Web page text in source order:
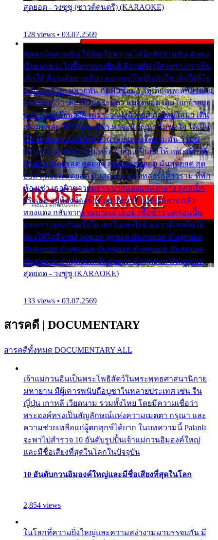
สุดยอด - วงซูซู (ซาวด์ดนตรี) (KARAOKE)
128 views • 03.07.2569
พ่อส่งเงินสามพัน ให้ฉันเรียนราม ได้อีกสักสามพัน ฉันคง
บ๊าย บาย จะไปซื้อกางเกงยีนส์ ลีวายส์มาใส่ เพราะเราเป็น
เด็กใต้ ลีวายส์อย่างเดียว อยากจะโชว์ถึงหิวโซ เด็กใต้ก็ไม่
หวั่น ตกตัวละหลายพัน กัดฟันซื้อมา ให้เด็กเทพเหลียวมอง
และต้องรู้ว่า เด็กใต้ไม่ธรรมดา แต่สุดยอด เดินโยกย้ายเย
ยวน กวนโอ๊ยพอได้ เพราะว่านุ่งลีวายส์ ตัวใหม่ใส่มา เดิน
เข้ามหาลัย จิ๊กโก๊มองหน้า ท่าจะมีปัญหา ไม่พอใจ ได้เป็น
เรื่องแน่นอน แต่ฉันไม่หวั่น เลยแหลงใต้ถามมัน ว่ามัน
พรั่นพรือ มันตอบว่าไม่พรื่อ เปลี่ยนเป็นยิ้มให้ เจอะเด็กใต้
ด้วยกัน ก็เลยรอด สุดยอด สุดยอด สุดยอด มันสุดยอด สุด
ยอด สุดยอด สุดยอด มันสุดยอด แอบหลงรักสาวราม ที่พัก
ห้องเช่า เธอผิวขาวผมยาว ปากแดงแหลงกลาง ถูกสเป็ก
จริงเธอ อยู่ห้องข้างข้าง อยากเข้าไปแหลงกลาง กลัว
ทองแดง กลับจากรามมาเจอ เธอมาซื้อข้าว แต่ก่อนนั้น
สองเรา เจอะกันครั้งใด เธอไม่เคยไยดี คราวนี้เธอยิ้มให้
ต้องให้ใส่ลีวายส์ สุดยอด สุดยอด มันสุดยอด มันสุดยอด
มันสุดยอด มันสุดยอด มันสุดยอด มันสุดยอด มันสุดยอด
มันสุดยอด มันสุดยอด มันสุดยอด มันสุดยอด มันสุดยอด
สุดยอด - วงซูซู (KARAOKE)
133 views • 03.07.2569
สารคดี | DOCUMENTARY
สารคดีทั้งหมด DOCUMENTARY ALL
เจ้าแม่กวนอิมเป็นพระโพธิสัตว์ในพระพุทธศาสนานิกาย
มหายาน มีผู้เคารพนับถือบูชาในหลายประเทศ เช่น จีน
ญี่ปุ่น เกาหลี เวียดนาม รวมทั้งไทย โดยมีความเชื่อว่า
พระองค์ทรงเป็นสัญลักษณ์แห่งความเมตตา กรุณา และ
ความช่วยเหลือแก่ผู้ตกทุกข์ได้ยาก ในบทความนี้ Palanla
จะพาไปสำรวจ 10 อันดับรูปปั้นเจ้าแม่กวนอิมองค์ใหญ่
และมีชื่อเสียงที่สุดในโลกในปัจจุบัน
10 อันดับกวนอิมองค์ใหญ่และมีชื่อเสียงที่สุดในโลก
2,854 views
ในโลกที่ความยิ่งใหญ่และความสง่างามมาบรรจบกัน มี